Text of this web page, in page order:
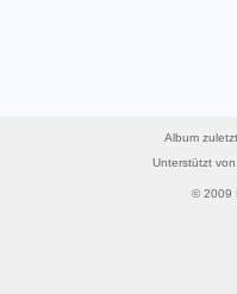
Album
Unterstützt
© 2009